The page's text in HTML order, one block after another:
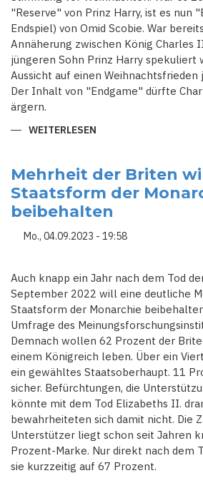
"Reserve" von Prinz Harry, ist es nun
Endspiel) von Omid Scobie. War
Annäherung zwischen König Charles
jüngeren Sohn Prinz Harry spekuliert
Aussicht auf einen
Der Inhalt von "Endgame" dürfte
ärgern.
WEITERLESEN
DEN
BRITISCHEN
ROYALS
Mehrheit der Briten
Staatsform der
beibehalten
Mo., 04.09.2023 - 19:58
Auch knapp ein Jahr nach dem Tod
September 2022 will eine deutliche
Staatsform der Monarchie
Umfrage des
Demnach wollen 62 Prozent der
einem Königreich leben. Über ein
ein gewähltes Staatsoberhaupt. 11
sicher. Befürchtungen, die
könnte mit dem Tod Elizabeths II.
bewahrheiteten sich damit nicht. Die
Unterstützer liegt schon seit Jahren
Prozent-Marke. Nur direkt nach dem
sie kurzzeitig auf 67 Prozent.